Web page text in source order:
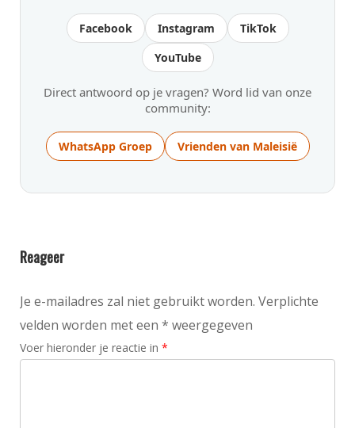
Facebook Instagram
TikTok
YouTube
Direct antwoord op je vragen? Word lid van onze
community:
WhatsApp Groep Vrienden van Maleisië
Reageer
Je e-mailadres zal niet gebruikt worden. Verplichte
velden worden met een * weergegeven
Voer hieronder je reactie in *